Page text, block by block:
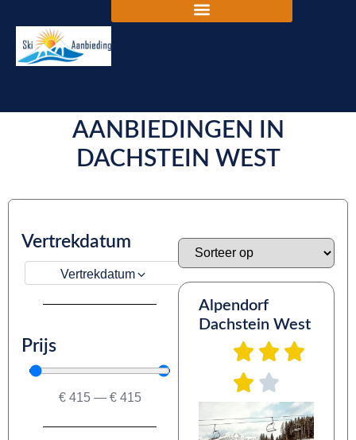
AANBIEDINGEN IN
DACHSTEIN WEST
Vertrekdatum
Vertrekdatum
Prijs
€ 415 — € 415
Alpendorf
Dachstein West